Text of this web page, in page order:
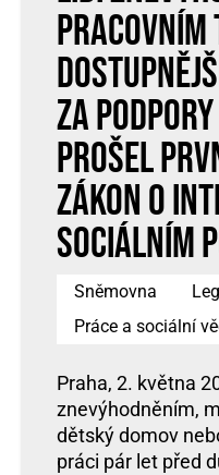
Za
prošel
zákon o
sociálním
Sněmovna
Práce a sociální
Praha, 2. května
znevýhodněním,
dětský domov
práci pár let před